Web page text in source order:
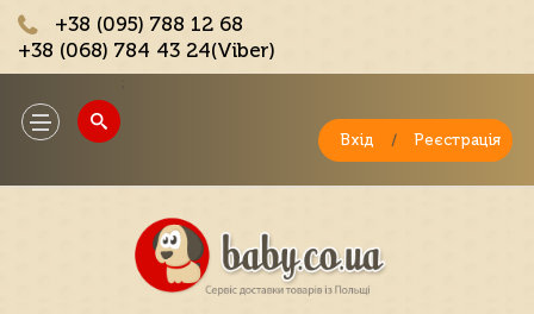
+38 (095) 788 12 68
+38 (068) 784 43 24(Viber)
Toggle
navigation
Вхід / Реєстрація